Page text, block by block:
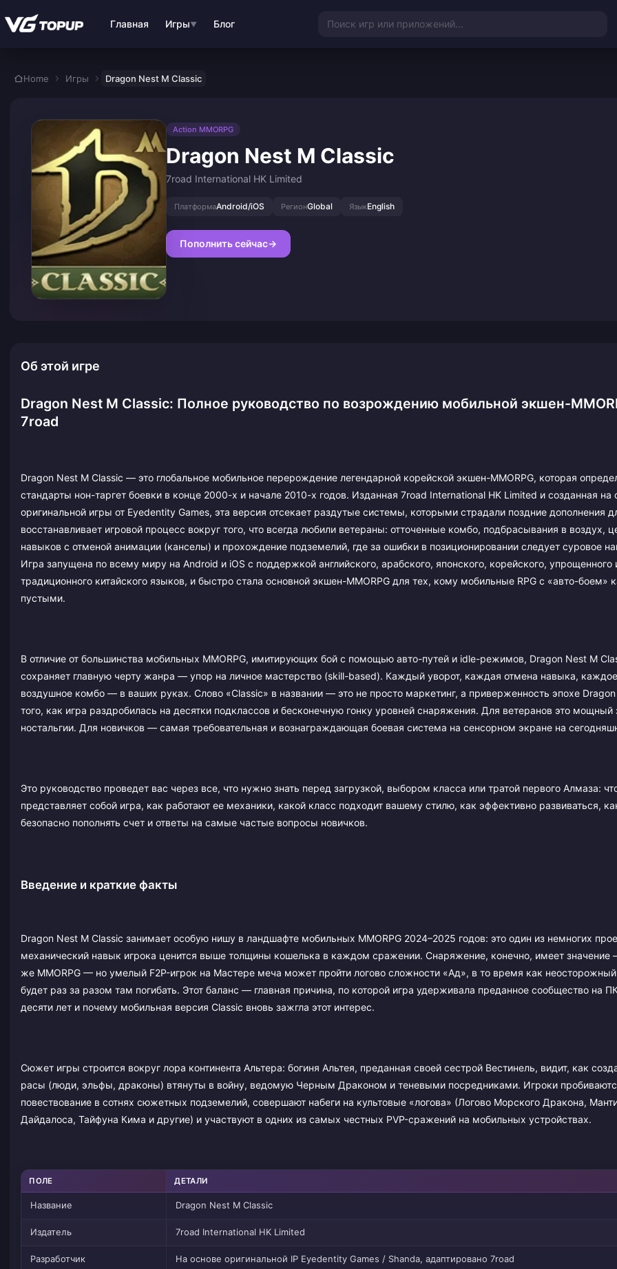
Главная Игры▼ Блог Поиск игр или приложений...
Home Игры Dragon Nest M Classic
Action MMORPG
Dragon Nest M Classic
7road International HK Limited
ПлатформаAndroid/iOS РегионGlobal ЯзыкEnglish
Пополнить сейчас→
Об этой игре
Dragon Nest M Classic: Полное руководство по возрождению мобильной экшен-
7road
Dragon Nest M Classic — это глобальное мобильное перерождение легендарной корейской экшен-MMORPG, которая
стандарты нон-таргет боевки в конце 2000-х и начале 2010-х годов. Изданная 7road International HK Limited и созданная на
оригинальной игры от Eyedentity Games, эта версия отсекает раздутые системы, которыми страдали поздние дополнения
восстанавливает игровой процесс вокруг того, что всегда любили ветераны: отточенные комбо, подбрасывания в воздух,
навыков с отменой анимации (канселы) и прохождение подземелий, где за ошибки в позиционировании следует суровое
Игра запущена по всему миру на Android и iOS с поддержкой английского, арабского, японского, корейского, упрощенного
традиционного китайского языков, и быстро стала основной экшен-MMORPG для тех, кому мобильные RPG с «авто-боем»
пустыми.
В отличие от большинства мобильных MMORPG, имитирующих бой с помощью авто-путей и idle-режимов, Dragon Nest M
сохраняет главную черту жанра — упор на личное мастерство (skill-based). Каждый уворот, каждая отмена навыка, каждое
воздушное комбо — в ваших руках. Слово «Classic» в названии — это не просто маркетинг, а приверженность эпохе
того, как игра раздробилась на десятки подклассов и бесконечную гонку уровней снаряжения. Для ветеранов это мощный
ностальгии. Для новичков — самая требовательная и вознаграждающая боевая система на сенсорном экране на
Это руководство проведет вас через все, что нужно знать перед загрузкой, выбором класса или тратой первого Алмаза:
представляет собой игра, как работают ее механики, какой класс подходит вашему стилю, как эффективно развиваться,
безопасно пополнять счет и ответы на самые частые вопросы новичков.
Введение и краткие факты
Dragon Nest M Classic занимает особую нишу в ландшафте мобильных MMORPG 2024–2025 годов: это один из немногих
механический навык игрока ценится выше толщины кошелька в каждом сражении. Снаряжение, конечно, имеет значение
же MMORPG — но умелый F2P-игрок на Мастере меча может пройти логово сложности «Ад», в то время как неосторожный
будет раз за разом там погибать. Этот баланс — главная причина, по которой игра удерживала преданное сообщество на
десяти лет и почему мобильная версия Classic вновь зажгла этот интерес.
Сюжет игры строится вокруг лора континента Альтера: богиня Альтея, преданная своей сестрой Вестинель, видит, как
расы (люди, эльфы, драконы) втянуты в войну, ведомую Черным Драконом и теневыми посредниками. Игроки
повествование в сотнях сюжетных подземелий, совершают набеги на культовые «логова» (Логово Морского Дракона,
Дайдалоса, Тайфуна Кима и другие) и участвуют в одних из самых честных PVP-сражений на мобильных устройствах.
ПОЛЕ ДЕТАЛИ
Название Dragon Nest M Classic
Издатель 7road International HK Limited
Разработчик На основе оригинальной IP Eyedentity Games / Shanda, адаптировано 7road